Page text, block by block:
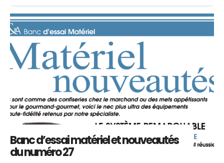
Banc d’essai matériel et nouveautés
du numéro 27